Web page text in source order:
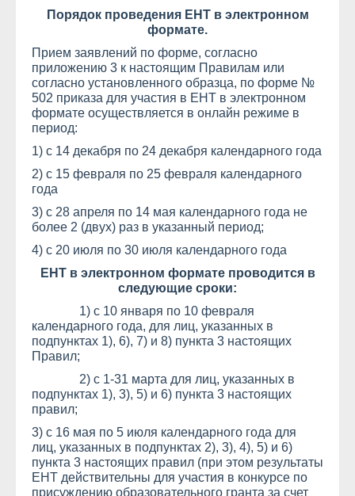
Порядок проведения ЕНТ в электронном
формате.
Прием заявлений по форме, согласно
приложению 3 к настоящим Правилам или
согласно установленного образца, по форме №
502 приказа для участия в ЕНТ в электронном
формате осуществляется в онлайн режиме в
период:
1) с 14 декабря по 24 декабря календарного года
2) с 15 февраля по 25 февраля календарного
года
3) с 28 апреля по 14 мая календарного года не
более 2 (двух) раз в указанный период;
4) с 20 июля по 30 июля календарного года
ЕНТ в электронном формате проводится в
следующие сроки:
1) с 10 января по 10 февраля
календарного года, для лиц, указанных в
подпунктах 1), 6), 7) и 8) пункта 3 настоящих
Правил;
2) с 1-31 марта для лиц, указанных в
подпунктах 1), 3), 5) и 6) пункта 3 настоящих
правил;
3) с 16 мая по 5 июля календарного года для
лиц, указанных в подпунктах 2), 3), 4), 5) и 6)
пункта 3 настоящих правил (при этом результаты
ЕНТ действительны для участия в конкурсе по
присуждению образовательного гранта за счет